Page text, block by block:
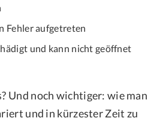
Fehler aufgetreten
und kann nicht geöffnet
Und noch wichtiger: wie man
und in kürzester Zeit zu